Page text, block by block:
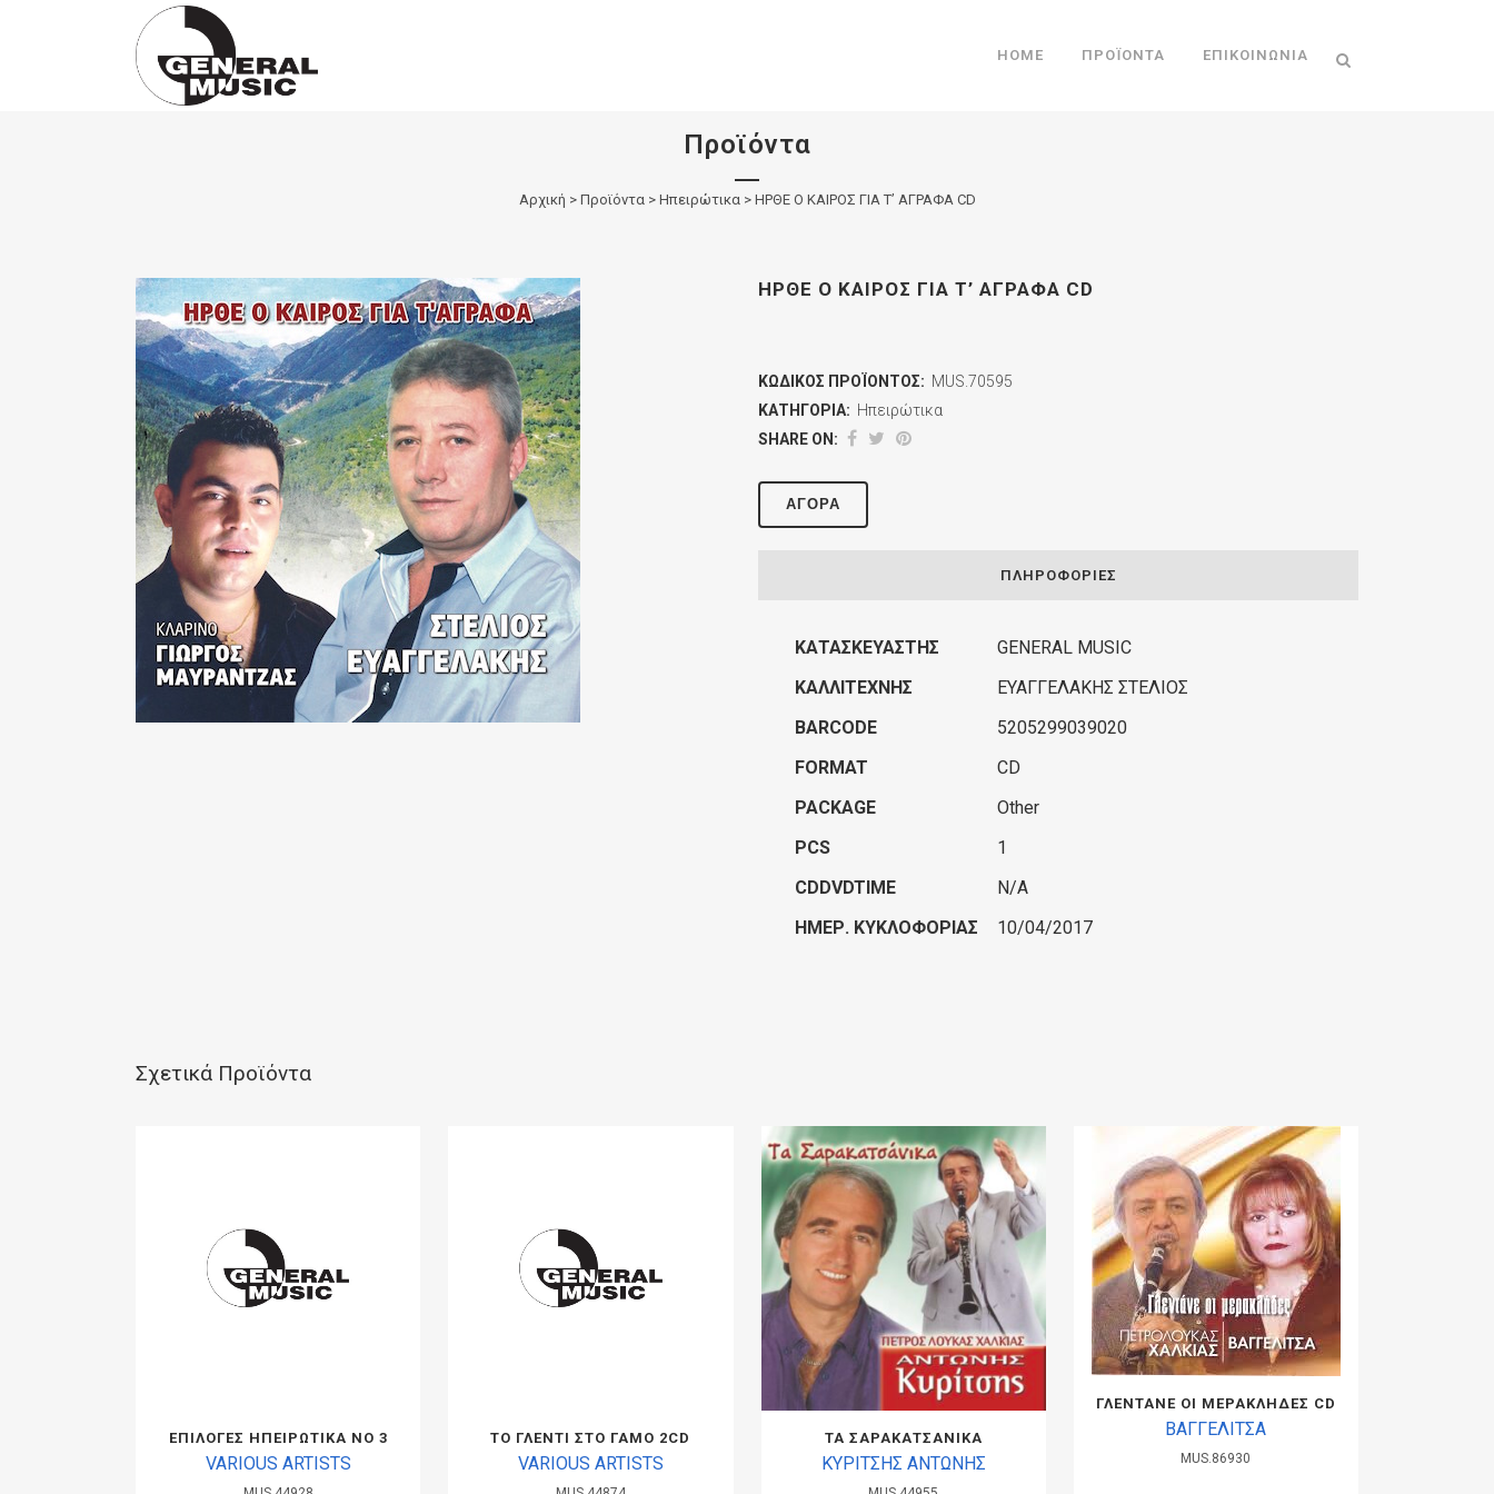
Products
HOME ΠΡΟΪΌΝΤΑ ΕΠΙΚΟΙΝΩΝΊΑ
Προϊόντα
Αρχική > Προϊόντα> Ηπειρώτικα> ΗΡΘΕ Ο ΚΑΙΡΟΣ ΓΙΑ Τ’ ΑΓΡΑΦΑ CD
ΗΡΘΕ Ο ΚΑΙΡΟΣ ΓΙΑ Τ’ ΑΓΡΑΦΑ CD
ΚΩΔΙΚΌΣ ΠΡΟΪΌΝΤΟΣ: MUS.70595
ΚΑΤΗΓΟΡΊΑ: Ηπειρώτικα
SHARE ON:
ΑΓΟΡΆ
ΠΛΗΡΟΦΟΡΊΕΣ
ΚΑΤΑΣΚΕΥΑΣΤΉΣ
GENERAL MUSIC
ΚΑΛΛΙΤΈΧΝΗΣ
ΕΥΑΓΓΕΛΑΚΗΣ ΣΤΕΛΙΟΣ
BARCODE
5205299039020
FORMAT
CD
PACKAGE
Other
PCS
1
CDDVDTIME
N/A
ΗΜΕΡ. ΚΥΚΛΟΦΟΡΊΑΣ
10/04/2017
Σχετικά Προϊόντα
ΕΠΙΛΟΓΕΣ ΗΠΕΙΡΩΤΙΚΑ ΝΟ 3
VARIOUS ARTISTS
ΤΟ ΓΛΕΝΤΙ ΣΤΟ ΓΑΜΟ 2CD
VARIOUS ARTISTS
ΤΑ ΣΑΡΑΚΑΤΣΑΝΙΚΑ
ΚΥΡΙΤΣΗΣ ΑΝΤΩΝΗΣ
ΓΛΕΝΤΑΝΕ ΟΙ ΜΕΡΑΚΛΗΔΕΣ CD
ΒΑΓΓΕΛΙΤΣΑ
MUS.86930